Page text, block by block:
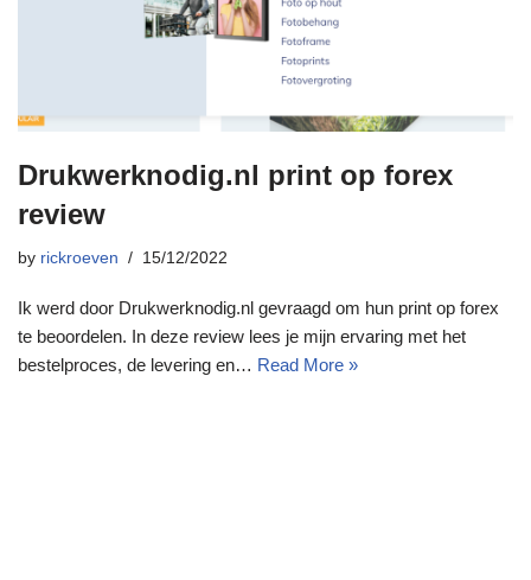
Drukwerknodig.nl print op forex
review
by rickroeven 15/12/2022
Ik werd door Drukwerknodig.nl gevraagd om hun print op forex
te beoordelen. In deze review lees je mijn ervaring met het
bestelproces, de levering en… Read More »